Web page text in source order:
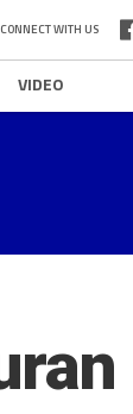
CONNECT WITH US
VIDEO